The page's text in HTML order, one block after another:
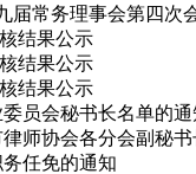
届常务理事会第四次
结果公示
结果公示
结果公示
员会秘书长名单的通
师协会各分会副秘
任免的通知